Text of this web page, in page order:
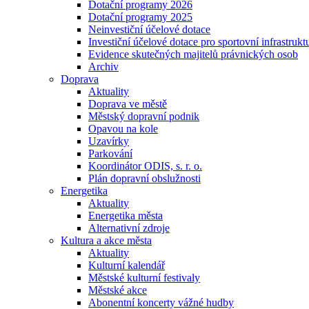
Dotační programy 2026
Dotační programy 2025
Neinvestiční účelové dotace
Investiční účelové dotace pro sportovní
Evidence skutečných majitelů právnických osob
Archiv
Doprava
Aktuality
Doprava ve městě
Městský dopravní podnik
Opavou na kole
Uzavírky
Parkování
Koordinátor ODIS, s. r. o.
Plán dopravní obslužnosti
Energetika
Aktuality
Energetika města
Alternativní zdroje
Kultura a akce města
Aktuality
Kulturní kalendář
Městské kulturní festivaly
Městské akce
Abonentní koncerty vážné hudby